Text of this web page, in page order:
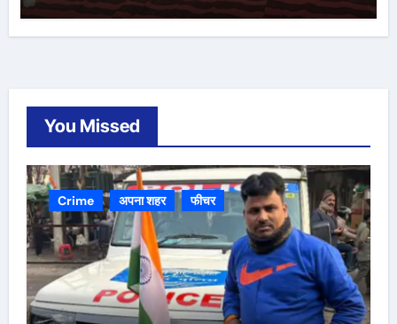
You Missed
Crime अपना शहर फीचर